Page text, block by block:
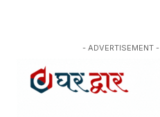
- ADVERTISEMENT -